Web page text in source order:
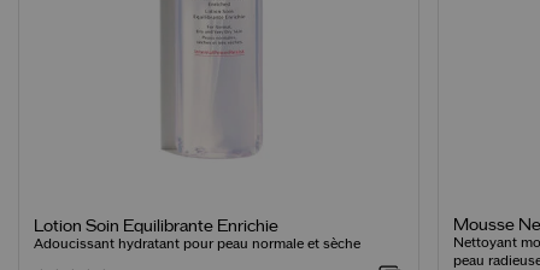
Lotion Soin Equilibrante Enrichie
Adoucissant hydratant pour peau normale et sèche
Mousse
Nettoyant
peau